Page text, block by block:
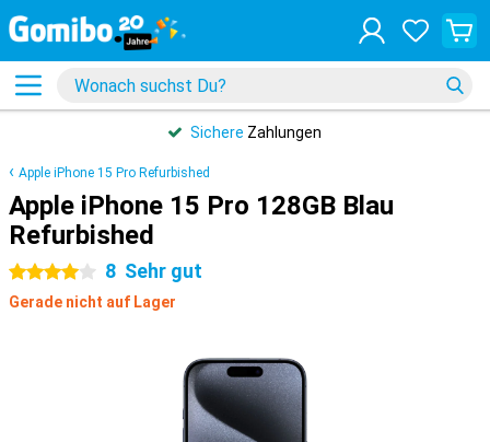
Sichere Zahlungen
Apple iPhone 15 Pro Refurbished
Apple iPhone 15 Pro 128GB Blau
Refurbished
4 Sterne 8 Sehr gut
Gerade nicht auf Lager